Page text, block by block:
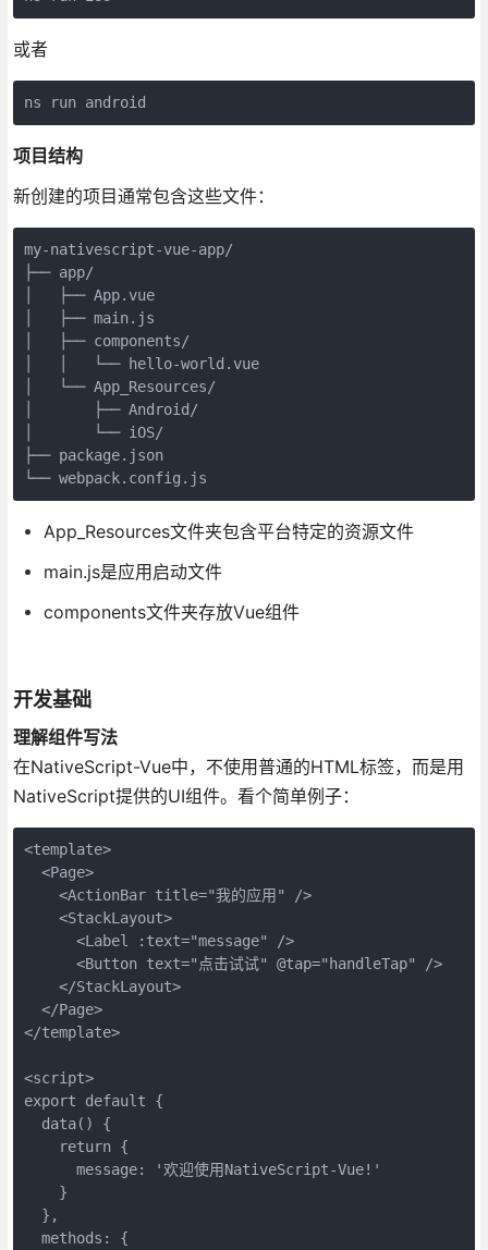
或者
ns run android
项目结构
新创建的项目通常包含这些文件：
my-nativescript-vue-app/
├── app/
│   ├── App.vue
│   ├── main.js
│   ├── components/
│   │   └── hello-world.vue
│   └── App_Resources/
│       ├── Android/
│       └── iOS/
├── package.json
└── webpack.config.js
App_Resources文件夹包含平台特定的资源文件
main.js是应用启动文件
components文件夹存放Vue组件
开发基础
理解组件写法
在NativeScript-Vue中，不使用普通的HTML标签，而是用
NativeScript提供的UI组件。看个简单例子：
<template>
  <Page>
    <ActionBar title="我的应用" />
    <StackLayout>
      <Label :text="message" />
      <Button text="点击试试" @tap="handleTap" />
    </StackLayout>
  </Page>
</template>
<script>
export default {
  data() {
    return {
      message: '欢迎使用NativeScript-Vue!'
    }
  },
  methods: {